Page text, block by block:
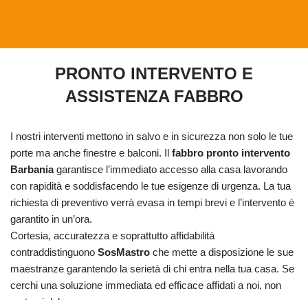
PRONTO INTERVENTO E
ASSISTENZA FABBRO
I nostri interventi mettono in salvo e in sicurezza non solo le tue
porte ma anche finestre e balconi. Il fabbro pronto intervento
Barbaniagarantisce l’immediato accesso alla casa lavorando
con rapidità e soddisfacendo le tue esigenze di urgenza. La tua
richiesta di preventivo verrà evasa in tempi brevi e l’intervento è
garantito in un’ora.
Cortesia, accuratezza e soprattutto affidabilità
contraddistinguono SosMastro che mette a disposizione le sue
maestranze garantendo la serietà di chi entra nella tua casa. Se
cerchi una soluzione immediata ed efficace affidati a noi, non